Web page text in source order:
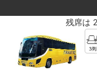
残席は